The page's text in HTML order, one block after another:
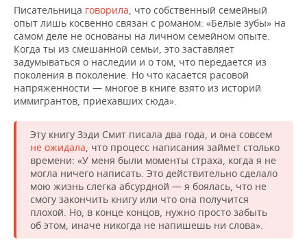
Писательница говорила , что собственный семейный
опыт лишь косвенно связан с романом: «Белые зубы» на
самом деле не основаны на личном семейном опыте.
Когда ты из смешанной семьи, это заставляет
задумываться о наследии и о том, что передается из
поколения в поколение. Но что касается расовой
напряженности — многое в книге взято из историй
иммигрантов, приехавших сюда».
Эту книгу Зэди Смит писала два года, и она совсем
не ожидала , что процесс написания займет столько
времени: «У меня были моменты страха, когда я не
могла ничего написать. Это действительно сделало
мою жизнь слегка абсурдной — я боялась, что не
смогу закончить книгу или что она получится
плохой. Но, в конце концов, нужно просто забыть
об этом, иначе никогда не напишешь ни слова».